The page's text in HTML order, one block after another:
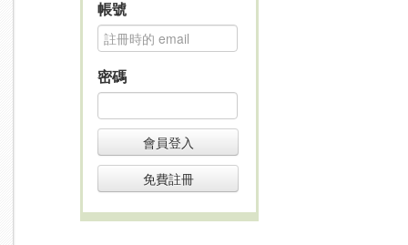
帳號
密碼
會員登入
免費註冊